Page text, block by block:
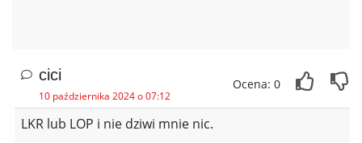
cici
10 października 2024 o 07:12
Ocena: 0
LKR lub LOP i nie dziwi mnie nic.